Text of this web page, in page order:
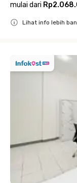
mulai dari
Lihat info lebih